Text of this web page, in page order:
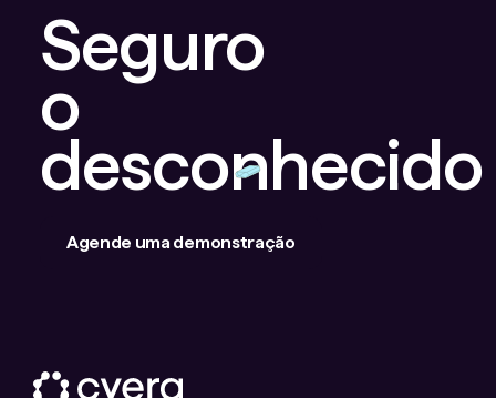
Seguro
o
desconhecido
Agende uma demonstração